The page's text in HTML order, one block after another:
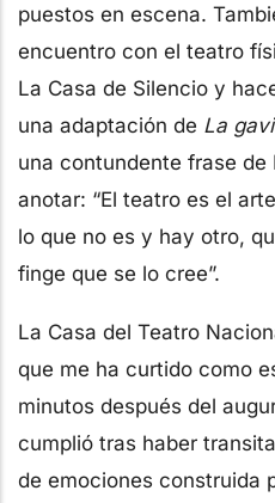
puestos en escena.
encuentro con el teatro
La Casa de Silencio y
una adaptación de La
una contundente frase de
anotar: “El teatro es el
lo que no es y hay otro,
finge que se lo cree”.
La Casa del Teatro
que me ha curtido como
minutos después del
cumplió tras haber
de emociones construida